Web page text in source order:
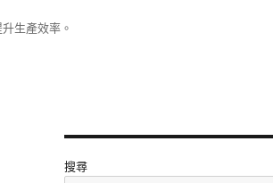
生產效率。
搜尋